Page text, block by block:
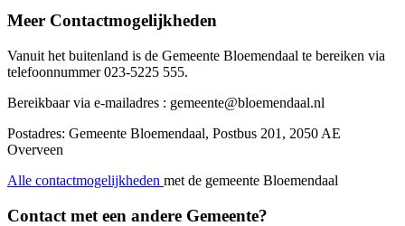
Meer Contactmogelijkheden
Vanuit het buitenland is de Gemeente Bloemendaal te bereiken via
telefoonnummer 023-5225 555.
Bereikbaar via e-mailadres : gemeente@bloemendaal.nl
Postadres: Gemeente Bloemendaal, Postbus 201, 2050 AE
Overveen
Alle contactmogelijkheden met de gemeente Bloemendaal
Contact met een andere Gemeente?